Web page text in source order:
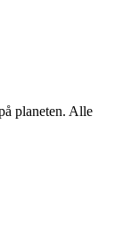
planeten. Alle